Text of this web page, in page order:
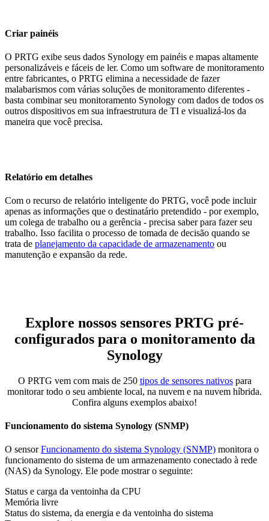
Criar painéis
O PRTG exibe seus dados Synology em painéis e mapas altamente
personalizáveis e fáceis de ler. Como um software de monitoramento
entre fabricantes, o PRTG elimina a necessidade de fazer
malabarismos com várias soluções de monitoramento diferentes -
basta combinar seu monitoramento Synology com dados de todos os
outros dispositivos em sua infraestrutura de TI e visualizá-los da
maneira que você precisa.
Relatório em detalhes
Com o recurso de relatório inteligente do PRTG, você pode incluir
apenas as informações que o destinatário pretendido - por exemplo,
um colega de trabalho ou a gerência - precisa saber para fazer seu
trabalho. Isso facilita o processo de tomada de decisão quando se
trata de planejamento da capacidade de armazenamento ou
manutenção e expansão da rede.
Explore nossos sensores PRTG pré-
configurados para o monitoramento da
Synology
O PRTG vem com mais de 250 tipos de sensores nativospara
monitorar todo o seu ambiente local, na nuvem e na nuvem híbrida.
Confira alguns exemplos abaixo!
Funcionamento do sistema Synology (SNMP)
O sensorFuncionamento do sistema Synology (SNMP) monitora o
funcionamento do sistema de um armazenamento conectado à rede
(NAS) da Synology. Ele pode mostrar o seguinte:
Status e carga da ventoinha da CPU
Memória livre
Status do sistema, da energia e da ventoinha do sistema